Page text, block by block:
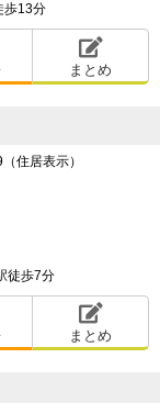
歩13分
まとめ
住居表示）
徒歩7分
まとめ